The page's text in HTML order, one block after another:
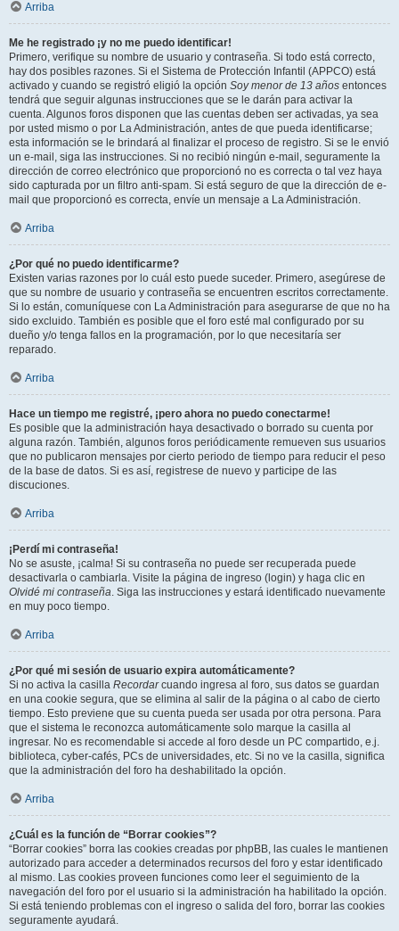
Arriba
Me he registrado ¡y no me puedo identificar!
Primero, verifique su nombre de usuario y contraseña. Si todo está correcto,
hay dos posibles razones. Si el Sistema de Protección Infantil (APPCO) está
activado y cuando se registró eligió la opción Soy menor de 13 años entonces
tendrá que seguir algunas instrucciones que se le darán para activar la
cuenta. Algunos foros disponen que las cuentas deben ser activadas, ya sea
por usted mismo o por La Administración, antes de que pueda identificarse;
esta información se le brindará al finalizar el proceso de registro. Si se le envió
un e-mail, siga las instrucciones. Si no recibió ningún e-mail, seguramente la
dirección de correo electrónico que proporcionó no es correcta o tal vez haya
sido capturada por un filtro anti-spam. Si está seguro de que la dirección de e-
mail que proporcionó es correcta, envíe un mensaje a La Administración.
Arriba
¿Por qué no puedo identificarme?
Existen varias razones por lo cuál esto puede suceder. Primero, asegúrese de
que su nombre de usuario y contraseña se encuentren escritos correctamente.
Si lo están, comuníquese con La Administración para asegurarse de que no ha
sido excluido. También es posible que el foro esté mal configurado por su
dueño y/o tenga fallos en la programación, por lo que necesitaría ser
reparado.
Arriba
Hace un tiempo me registré, ¡pero ahora no puedo conectarme!
Es posible que la administración haya desactivado o borrado su cuenta por
alguna razón. También, algunos foros periódicamente remueven sus usuarios
que no publicaron mensajes por cierto periodo de tiempo para reducir el peso
de la base de datos. Si es así, registrese de nuevo y participe de las
discuciones.
Arriba
¡Perdí mi contraseña!
No se asuste, ¡calma! Si su contraseña no puede ser recuperada puede
desactivarla o cambiarla. Visite la página de ingreso (login) y haga clic en
Olvidé mi contraseña. Siga las instrucciones y estará identificado nuevamente
en muy poco tiempo.
Arriba
¿Por qué mi sesión de usuario expira automáticamente?
Si no activa la casilla Recordarcuando ingresa al foro, sus datos se guardan
en una cookie segura, que se elimina al salir de la página o al cabo de cierto
tiempo. Esto previene que su cuenta pueda ser usada por otra persona. Para
que el sistema le reconozca automáticamente solo marque la casilla al
ingresar. No es recomendable si accede al foro desde un PC compartido, e.j.
biblioteca, cyber-cafés, PCs de universidades, etc. Si no ve la casilla, significa
que la administración del foro ha deshabilitado la opción.
Arriba
¿Cuál es la función de “Borrar cookies”?
“Borrar cookies” borra las cookies creadas por phpBB, las cuales le mantienen
autorizado para acceder a determinados recursos del foro y estar identificado
al mismo. Las cookies proveen funciones como leer el seguimiento de la
navegación del foro por el usuario si la administración ha habilitado la opción.
Si está teniendo problemas con el ingreso o salida del foro, borrar las cookies
seguramente ayudará.